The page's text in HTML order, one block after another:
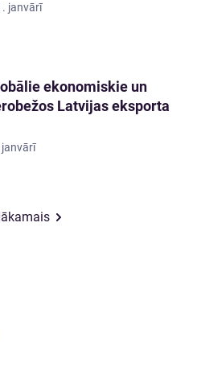
janvārī
ekonomiskie un
Latvijas eksporta